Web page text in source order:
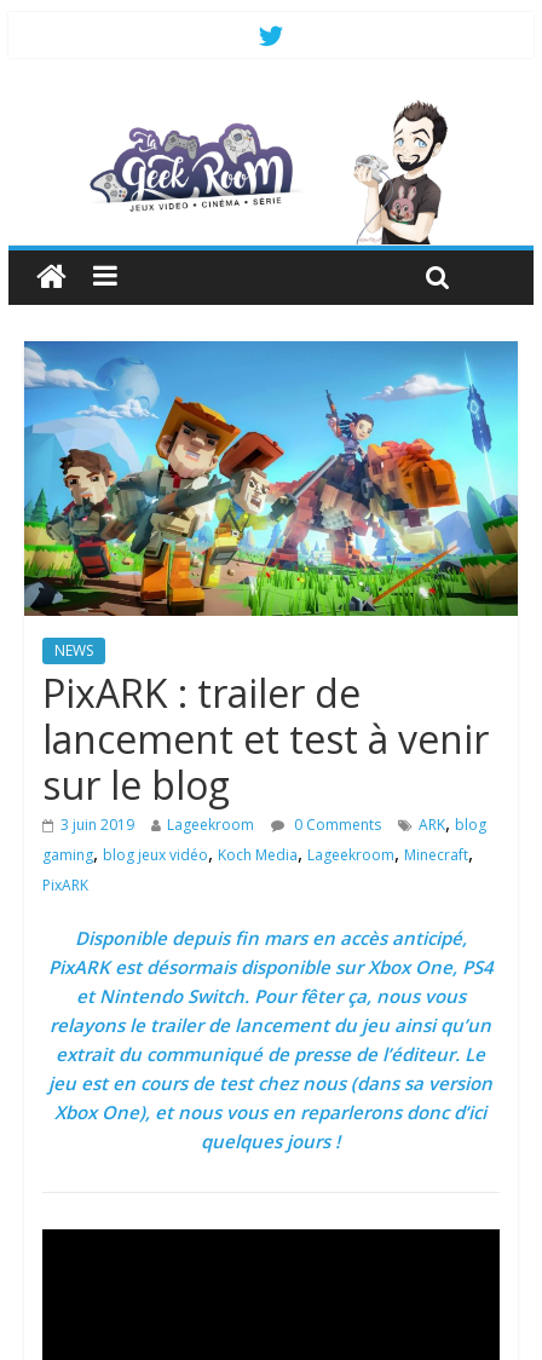
NEWS
PixARK : trailer de
lancement et test à venir
sur le blog
3 juin 2019 Lageekroom 0 Comments ARK, blog
gaming, blog jeux vidéo, Koch Media, Lageekroom, Minecraft,
PixARK
Disponible depuis fin mars en accès anticipé,
PixARK est désormais disponible sur Xbox One, PS4
et Nintendo Switch. Pour fêter ça, nous vous
relayons le trailer de lancement du jeu ainsi qu’un
extrait du communiqué de presse de l’éditeur. Le
jeu est en cours de test chez nous (dans sa version
Xbox One), et nous vous en reparlerons donc d’ici
quelques jours !